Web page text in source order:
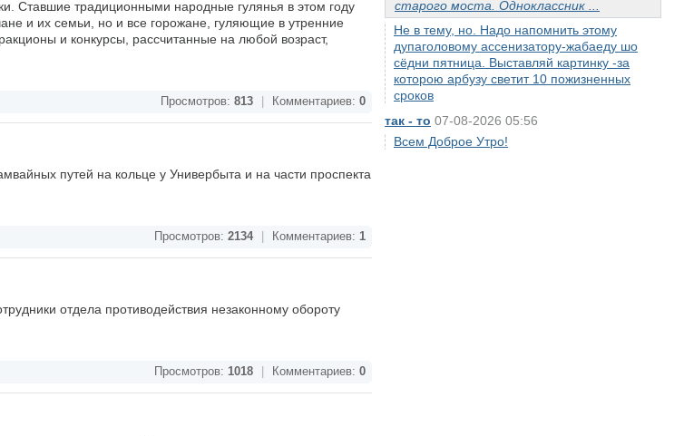
старого моста. Одноклассник ...
Не в тему, но. Надо напомнить этому
дупаголовому ассенизатору-жабаеду шо
сёдни пятница. Выставляй картинку -за
которою арбузу светит 10 пожизненных
сроков
так - то 07-08-2026 05:56
Всем Доброе Утро!
Ставшие традиционными народные гулянья в этом году
и их семьи, но и все горожане, гуляющие в утренние
и конкурсы, рассчитанные на любой возраст,
Просмотров: 813 Комментариев: 0
путей на кольце у Универбыта и на части проспекта
Просмотров: 2134 Комментариев: 1
отдела противодействия незаконному обороту
Просмотров: 1018 Комментариев: 0